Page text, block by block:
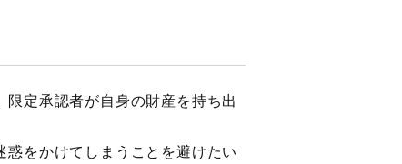
定承認者が自身の財産を持ち出
をかけてしまうことを避けたい